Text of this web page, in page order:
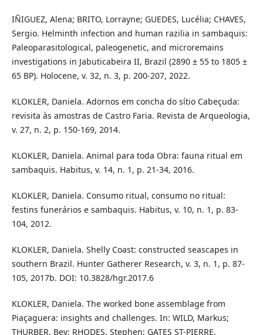
IÑIGUEZ, Alena; BRITO, Lorrayne; GUEDES, Lucélia; CHAVES,
Sergio. Helminth infection and human razilia in sambaquis:
Paleoparasitological, paleogenetic, and microremains
investigations in Jabuticabeira II, Brazil (2890 ± 55 to 1805 ±
65 BP). Holocene, v. 32, n. 3, p. 200-207, 2022.
KLOKLER, Daniela. Adornos em concha do sítio Cabeçuda:
revisita às amostras de Castro Faria. Revista de Arqueologia,
v. 27, n. 2, p. 150-169, 2014.
KLOKLER, Daniela. Animal para toda Obra: fauna ritual em
sambaquis. Habitus, v. 14, n. 1, p. 21-34, 2016.
KLOKLER, Daniela. Consumo ritual, consumo no ritual:
festins funerários e sambaquis. Habitus, v. 10, n. 1, p. 83-
104, 2012.
KLOKLER, Daniela. Shelly Coast: constructed seascapes in
southern Brazil. Hunter Gatherer Research, v. 3, n. 1, p. 87-
105, 2017b. DOI: 10.3828/hgr.2017.6
KLOKLER, Daniela. The worked bone assemblage from
Piaçaguera: insights and challenges. In: WILD, Markus;
THURBER, Bev; RHODES, Stephen; GATES ST-PIERRE,